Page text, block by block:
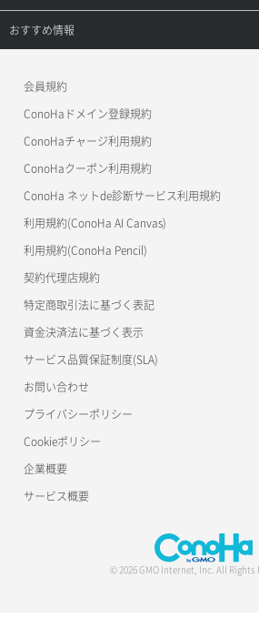
APIドキュメントVPS3.0
APIドキュメントVPS2.0
APIドキュメントVPS3.0
ご利用ガイド
サポートトップ
おすすめ情報
美雲このは徹底ガイド
会員規約
ConoHaドメイン登録規約
ConoHaチャージ利用規約
ConoHaクーポン利用規約
ConoHa ネットde診断サービス利用規約
利用規約(ConoHa AI Canvas)
利用規約(ConoHa Pencil)
契約代理店規約
特定商取引法に基づく表記
資金決済法に基づく表示
サービス品質保証制度(SLA)
お問い合わせ
プライバシーポリシー
Cookieポリシー
企業概要
サービス概要
© 2026 GMO Internet, Inc. All Rights